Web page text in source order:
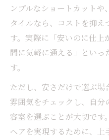
ンプルなショートカット
タイルなら、コストを抑
す。実際に「安いのに仕
間に気軽に通える」といっ
す。
ただし、安さだけで選ぶ
雰囲気をチェックし、自分
容室を選ぶことが大切です
ヘアを実現するために、上